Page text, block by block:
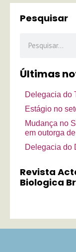
Pesquisar
Últimas
Delegacia do
Estágio no
Mudança no
em outorga
Delegacia do
Revista
Biologica